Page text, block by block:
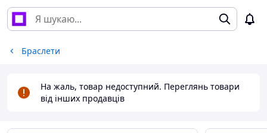
Браслети
На жаль, товар недоступний. Переглянь товари
від інших продавців